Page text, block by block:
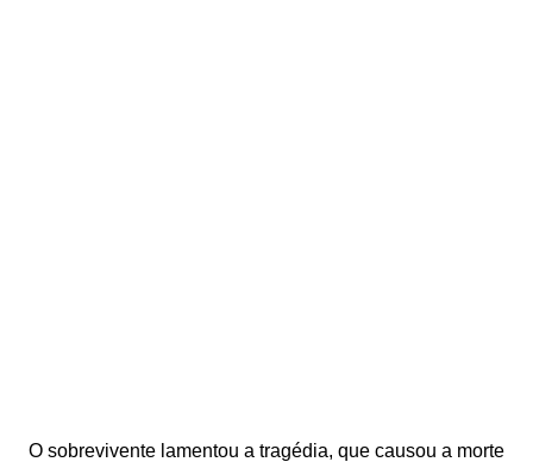
O sobrevivente lamentou a tragédia, que causou a morte